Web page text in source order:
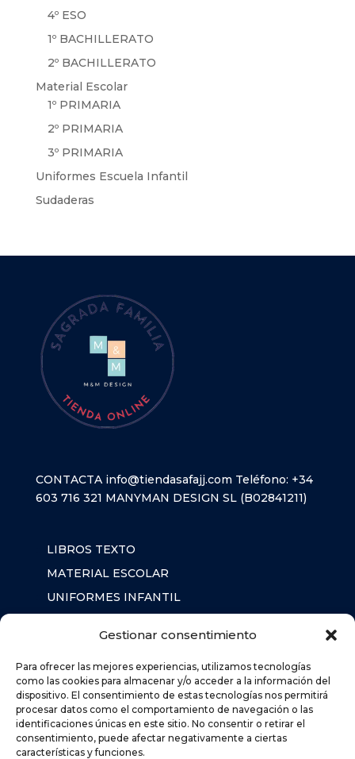
Gestionar consentimiento
Para ofrecer las mejores experiencias, utilizamos tecnologías
como las cookies para almacenar y/o acceder a la información del
dispositivo. El consentimiento de estas tecnologías nos permitirá
procesar datos como el comportamiento de navegación o las
identificaciones únicas en este sitio. No consentir o retirar el
consentimiento, puede afectar negativamente a ciertas
características y funciones.
4º ESO
1º BACHILLERATO
2º BACHILLERATO
Material Escolar
1º PRIMARIA
2º PRIMARIA
3º PRIMARIA
Uniformes Escuela Infantil
Sudaderas
CONTACTA info@tiendasafajj.com Teléfono: +34
603 716 321 MANYMAN DESIGN SL (B02841211)
LIBROS TEXTO
MATERIAL ESCOLAR
UNIFORMES INFANTIL
AVISO LEGAL
POLÍTICA DE PRIVACIDAD
POLÍTICA DE COOKIES (UE)